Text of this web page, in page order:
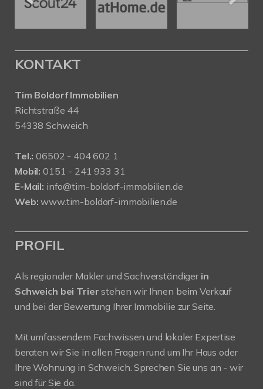
KONTAKT
Tim Boldorf Immobilien
Richtstraße 44
54338 Schweich
Tel.: 06502 - 404 602 1
Mobil: 0151 - 241 933 31
E-Mail: info@tim-boldorf-immobilien.de
Web:www.tim-boldorf-immobilien.de
PROFIL
Als regionaler Makler und Sachverständigerin
Schweich bei Trierstehen wir Ihnen beim Verkauf
und bei der Bewertung Ihrer Immobilie zur Seite.
Mit umfassendem Fachwissen und lokaler Expertise
beraten wir Sie in allen Fragen rund um Ihr Haus oder
Ihre Wohnung in Schweich. Sprechen Sie uns an - wir
sind für Sie da.